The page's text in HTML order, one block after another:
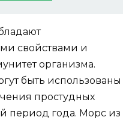
свойствами и
организма.
быть использованы
простудных
период года. Морс из